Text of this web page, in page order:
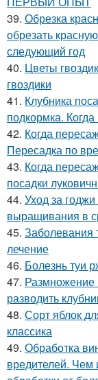
39. Обрезка
обрезать
следующий год
40. Цветы
гвоздики
41. Клубника
подкормка.
42. Когда
Пересадка по
43. Когда
посадки
44. Уход за
выращивания в
45. Заболевания
лечение
46. Болезнь туи
47. Размножение
разводить
48. Сорт яблок
классика
49. Обработка
вредителей. Чем